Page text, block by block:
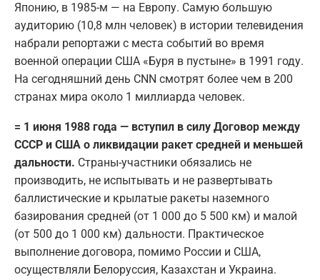
Японию, в 1985-м — на Европу. Самую большую
аудиторию (10,8 млн человек) в истории телевидения
набрали репортажи с места событий во время
военной операции США «Буря в пустыне» в 1991 году.
На сегодняшний день CNN смотрят более чем в 200
странах мира около 1 миллиарда человек.
= 1 июня 1988 года — вступил в силу Договор между
СССР и США о ликвидации ракет средней и меньшей
дальности. Страны-участники обязались не
производить, не испытывать и не развертывать
баллистические и крылатые ракеты наземного
базирования средней (от 1 000 до 5 500 км) и малой
(от 500 до 1 000 км) дальности. Практическое
выполнение договора, помимо России и США,
осуществляли Белоруссия, Казахстан и Украина.